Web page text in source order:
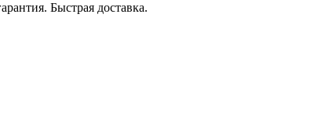
Быстрая доставка.